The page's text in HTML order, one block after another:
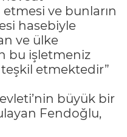
etmesi ve bunların
hasebiyle
ve ülke
bu işletmeniz
etmektedir”
büyük bir
Fendoğlu,